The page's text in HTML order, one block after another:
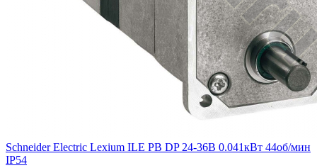
Schneider Electric Lexium ILE PB DP 24-36В 0.041кВт 44об/мин
IP54